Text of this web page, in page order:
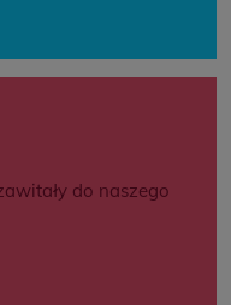
do naszego